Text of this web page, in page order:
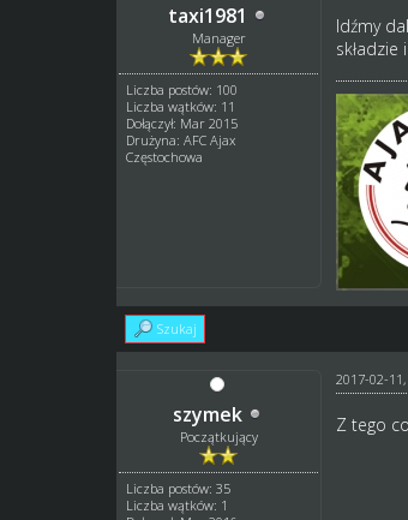
taxi1981
Manager
Liczba postów: 100
Liczba wątków: 11
Dołączył: Mar 2015
Drużyna: AFC Ajax
Częstochowa
Idźmy
Szukaj
szymek
Początkujący
Liczba postów: 35
Liczba wątków: 1
2017-02-
Z tego